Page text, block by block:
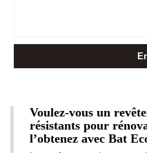
Voulez-vous un
résistants pour
l’obtenez avec Bat